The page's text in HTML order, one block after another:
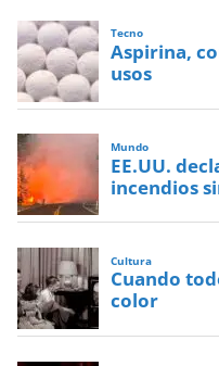
Tecno
Aspirina,
usos
Mundo
EE.UU.
incendios
Cultura
Cuando
color